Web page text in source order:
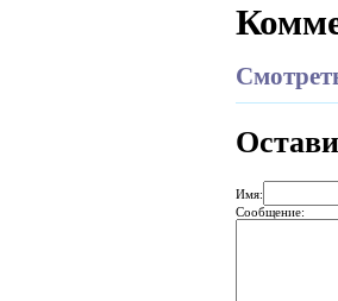
Имя:
Сообщение: